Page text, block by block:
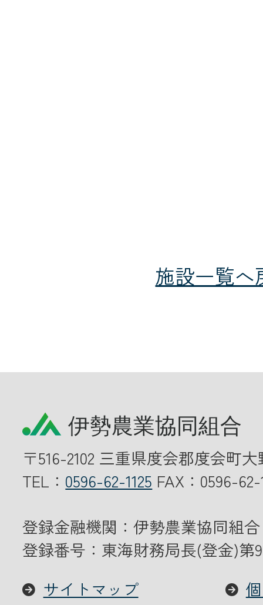
施設一覧へ
〒516-2102 三重県度会郡度会町
TEL： 0596-62-1125 FAX：0596-62-
登録金融機関：伊勢農業協同組合
登録番号：東海財務局長(登金)第
サイトマップ